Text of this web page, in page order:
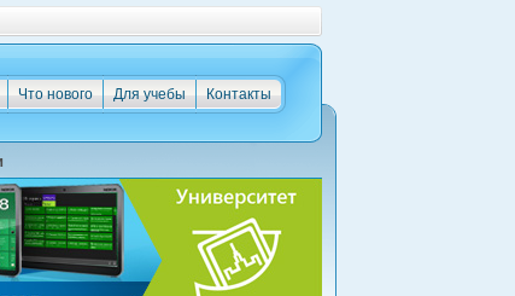
Контакты
Для учебы
Что нового